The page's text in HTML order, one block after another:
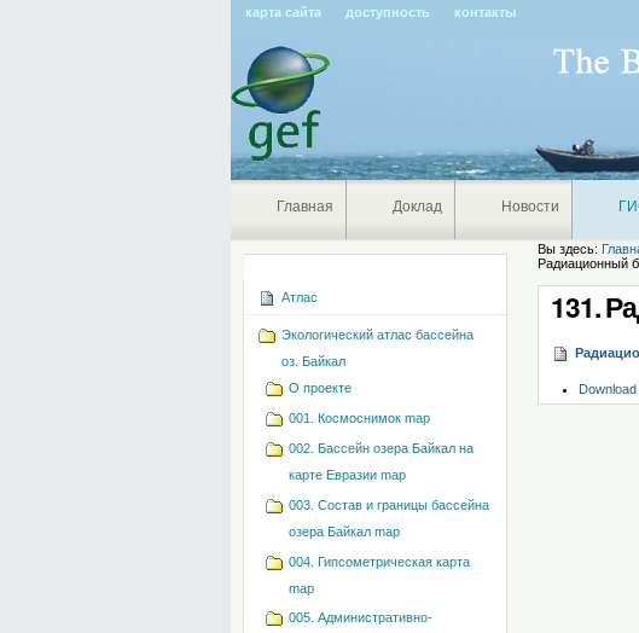
карта сайта доступность контакты
Главная Доклад Новости
Вы здесь:
Радиационный
131.
Операции
с
Download
Атлас
Экологический атлас бассейна
оз. Байкал
О проекте
001. Космоснимок map
002. Бассейн озера Байкал на
карте Евразии map
003. Состав и границы бассейна
озера Байкал map
004. Гипсометрическая карта
map
005. Административно-